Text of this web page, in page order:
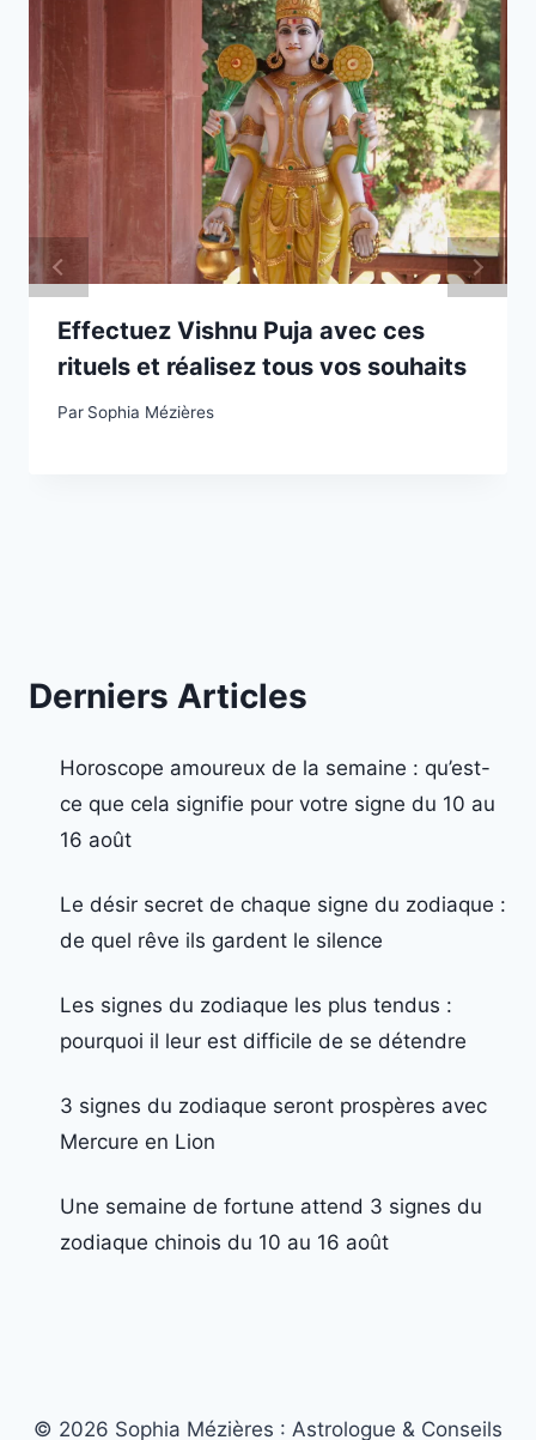
Effectuez Vishnu Puja avec ces
rituels et réalisez tous vos souhaits
Par Sophia Mézières
Derniers Articles
Horoscope amoureux de la semaine : qu’est-
ce que cela signifie pour votre signe du 10 au
16 août
Le désir secret de chaque signe du zodiaque :
de quel rêve ils gardent le silence
Les signes du zodiaque les plus tendus :
pourquoi il leur est difficile de se détendre
3 signes du zodiaque seront prospères avec
Mercure en Lion
Une semaine de fortune attend 3 signes du
zodiaque chinois du 10 au 16 août
© 2026 Sophia Mézières : Astrologue & Conseils